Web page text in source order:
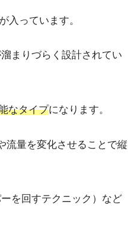
入っています。
まりづらく設計されてい
なタイプになります。
流量を変化させることで縦
を回すテクニック）など